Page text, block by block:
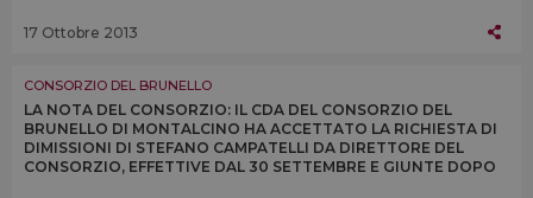
17 Ottobre 2013
CONSORZIO DEL BRUNELLO
LA NOTA DEL CONSORZIO: IL CDA DEL CONSORZIO DEL
BRUNELLO DI MONTALCINO HA ACCETTATO LA RICHIESTA DI
DIMISSIONI DI STEFANO CAMPATELLI DA DIRETTORE DEL
CONSORZIO, EFFETTIVE DAL 30 SETTEMBRE E GIUNTE DOPO